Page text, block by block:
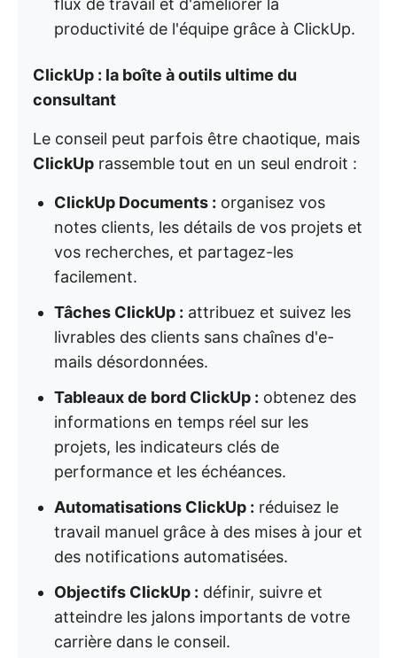
flux de travail et d'améliorer la
productivité de l'équipe grâce à ClickUp.
ClickUp : la boîte à outils ultime du
consultant
Le conseil peut parfois être chaotique, mais
ClickUp rassemble tout en un seul endroit :
ClickUp Documents : organisez vos
notes clients, les détails de vos projets et
vos recherches, et partagez-les
facilement.
Tâches ClickUp : attribuez et suivez les
livrables des clients sans chaînes d'e-
mails désordonnées.
Tableaux de bord ClickUp : obtenez des
informations en temps réel sur les
projets, les indicateurs clés de
performance et les échéances.
Automatisations ClickUp : réduisez le
travail manuel grâce à des mises à jour et
des notifications automatisées.
Objectifs ClickUp : définir, suivre et
atteindre les jalons importants de votre
carrière dans le conseil.